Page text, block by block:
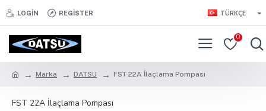
LOGIN REGISTER TÜRKÇE
0
Marka DATSU FST 22A İlaçlama Pompası
FST 22A İlaçlama Pompası